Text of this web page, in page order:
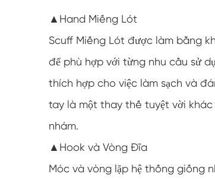
▲Hand Miếng Lót
Scuff Miếng Lót được làm bằng
để phù hợp với từng nhu cầu sử
thích hợp cho việc làm sạch và
tay là một thay thế tuyệt vời
nhám.
▲Hook và Vòng Đĩa
Móc và vòng lặp hệ thống giống